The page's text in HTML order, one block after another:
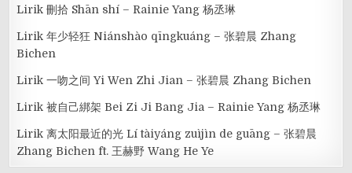
Lirik 刪拾 Shān shí – Rainie Yang 杨丞琳
Lirik 年少轻狂 Niánshào qīngkuáng – 张碧晨 Zhang
Bichen
Lirik 一吻之间 Yi Wen Zhi Jian – 张碧晨 Zhang Bichen
Lirik 被自己綁架 Bei Zi Ji Bang Jia – Rainie Yang 杨丞琳
Lirik 离太阳最近的光 Lí tàiyáng zuìjìn de guāng – 张碧晨
Zhang Bichen ft. 王赫野 Wang He Ye